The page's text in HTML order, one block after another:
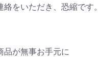
絡をいただき、恐縮です。
品が無事お手元に